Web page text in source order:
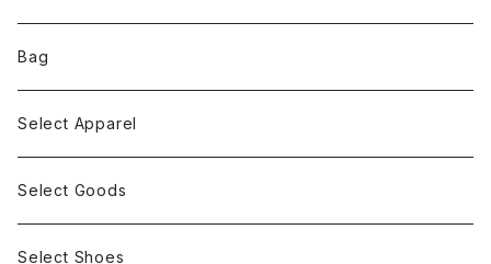
Bag
Select Apparel
Select Goods
Select Shoes